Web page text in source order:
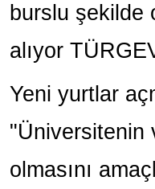
burslu şekilde
alıyor
Yeni yurtlar
"Üniversitenin
olmasını